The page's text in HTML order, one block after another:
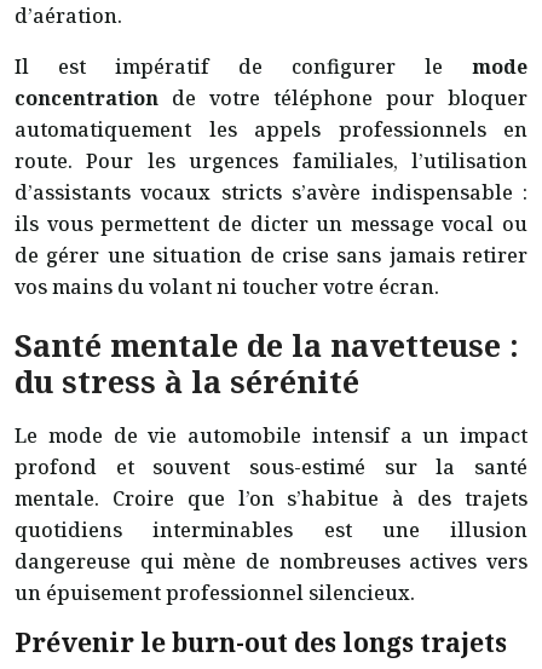
d’aération.
Il est impératif de configurer le mode
concentration de votre téléphone pour bloquer
automatiquement les appels professionnels en
route. Pour les urgences familiales, l’utilisation
d’assistants vocaux stricts s’avère indispensable :
ils vous permettent de dicter un message vocal ou
de gérer une situation de crise sans jamais retirer
vos mains du volant ni toucher votre écran.
Santé mentale de la navetteuse :
du stress à la sérénité
Le mode de vie automobile intensif a un impact
profond et souvent sous-estimé sur la santé
mentale. Croire que l’on s’habitue à des trajets
quotidiens interminables est une illusion
dangereuse qui mène de nombreuses actives vers
un épuisement professionnel silencieux.
Prévenir le burn-out des longs trajets